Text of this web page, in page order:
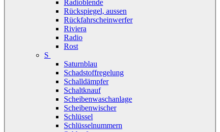
Radioblende
Rückspiegel, aussen
Rückfahrscheinwerfer
Riviera
Radio
Rost
S
Saturnblau
Schadstoffregelung
Schalldämpfer
Schaltknauf
Scheibenwaschanlage
Scheibenwischer
Schlüssel
Schlüsselnummern